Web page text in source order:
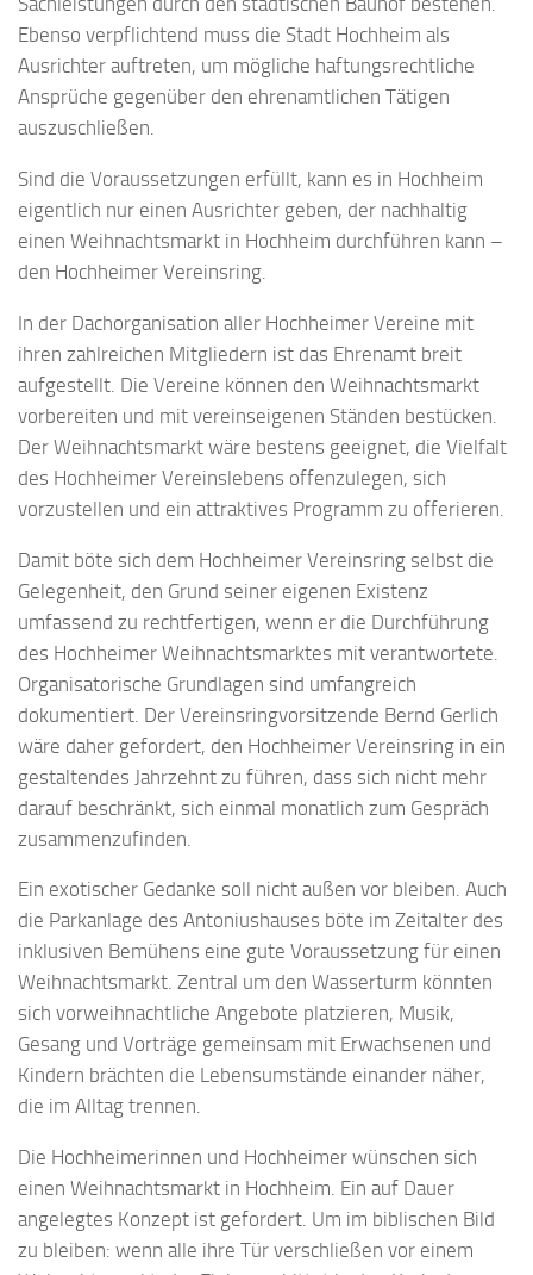
Ebenso verpflichtend muss die Stadt Hochheim als
Ausrichter auftreten, um mögliche haftungsrechtliche
Ansprüche gegenüber den ehrenamtlichen Tätigen
auszuschließen.
Sind die Voraussetzungen erfüllt, kann es in Hochheim
eigentlich nur einen Ausrichter geben, der nachhaltig
einen Weihnachtsmarkt in Hochheim durchführen kann –
den Hochheimer Vereinsring.
In der Dachorganisation aller Hochheimer Vereine mit
ihren zahlreichen Mitgliedern ist das Ehrenamt breit
aufgestellt. Die Vereine können den Weihnachtsmarkt
vorbereiten und mit vereinseigenen Ständen bestücken.
Der Weihnachtsmarkt wäre bestens geeignet, die Vielfalt
des Hochheimer Vereinslebens offenzulegen, sich
vorzustellen und ein attraktives Programm zu offerieren.
Damit böte sich dem Hochheimer Vereinsring selbst die
Gelegenheit, den Grund seiner eigenen Existenz
umfassend zu rechtfertigen, wenn er die Durchführung
des Hochheimer Weihnachtsmarktes mit verantwortete.
Organisatorische Grundlagen sind umfangreich
dokumentiert. Der Vereinsringvorsitzende Bernd Gerlich
wäre daher gefordert, den Hochheimer Vereinsring in ein
gestaltendes Jahrzehnt zu führen, dass sich nicht mehr
darauf beschränkt, sich einmal monatlich zum Gespräch
zusammenzufinden.
Ein exotischer Gedanke soll nicht außen vor bleiben. Auch
die Parkanlage des Antoniushauses böte im Zeitalter des
inklusiven Bemühens eine gute Voraussetzung für einen
Weihnachtsmarkt. Zentral um den Wasserturm könnten
sich vorweihnachtliche Angebote platzieren, Musik,
Gesang und Vorträge gemeinsam mit Erwachsenen und
Kindern brächten die Lebensumstände einander näher,
die im Alltag trennen.
Die Hochheimerinnen und Hochheimer wünschen sich
einen Weihnachtsmarkt in Hochheim. Ein auf Dauer
angelegtes Konzept ist gefordert. Um im biblischen Bild
zu bleiben: wenn alle ihre Tür verschließen vor einem